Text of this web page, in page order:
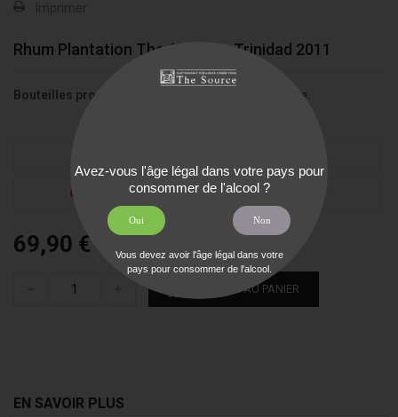
Imprimer
Rhum Plantation The Source - Trinidad 2011
Bouteilles produites uniquement pour The Source.
GOOGLE+
69,90 € TTC
AJOUTER AU PANIER
EN SAVOIR PLUS
Avez-vous l'âge légal dans votre pays pour
consommer de l'alcool ?
Oui Non
Vous devez avoir l'âge légal dans votre
pays pour consommer de l'alcool.